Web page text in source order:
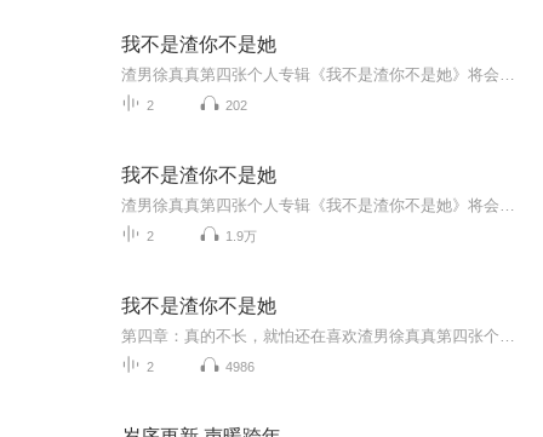
我不是渣你不是她
2 202
我不是渣你不是她
2 1.9万
我不是渣你不是她
2 4986